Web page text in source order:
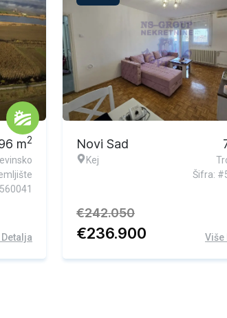
m2
Ekskluzivna ponuda
Novi Sad
Kej
Šifra:
€242.050
€236.900 Više